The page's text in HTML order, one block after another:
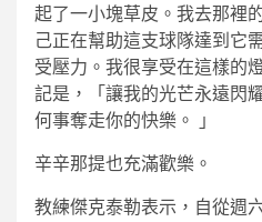
起了一小塊草皮。我去那裡
己正在幫助這支球隊達到它
受壓力。我很享受在這樣的
記是，「讓我的光芒永遠閃
何事奪走你的快樂。 」
辛辛那提也充滿歡樂。
教練傑克泰勒表示，自從週